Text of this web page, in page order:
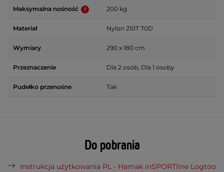
Maksymalna nośność 200 kg
Materiał Nylon 210T 70D
Wymiary 290 x 180 cm
Przeznaczenie Dla 2 osób, Dla 1 osoby
Pudełko przenośne Tak
Do pobrania
Instrukcja użytkowania PL - Hamak inSPORTline Logtoo